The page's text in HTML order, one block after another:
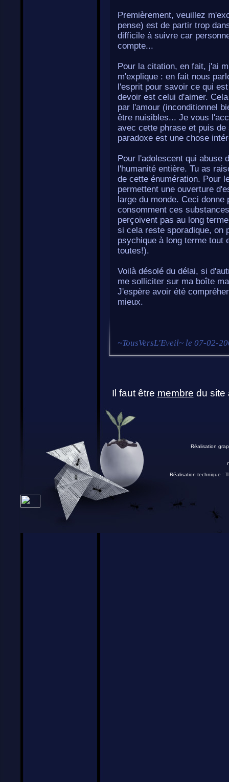
Premièrement, veuillez
pense) est de partir trop
difficile à suivre car
compte...
Pour la citation, en fait, j'ai
m'explique : en fait nous
l'esprit pour savoir ce qui
devoir est celui d'aimer.
par l'amour (inconditionnel
être nuisibles... Je vous
avec cette phrase et puis
paradoxe est une chose
Pour l'adolescent qui abuse
l'humanité entière. Tu as
de cette énumération. Pour
permettent une ouverture
large du monde. Ceci
consomment ces
perçoivent pas au long
si cela reste sporadique, on
psychique à long terme tout
toutes!).
Voilà désolé du délai, si
me solliciter sur ma boîte
J'espère avoir été
mieux.
~TousVersL'Eveil~ le 07-02-
Il faut être membre du site
Réalisation
Réalisation technique :